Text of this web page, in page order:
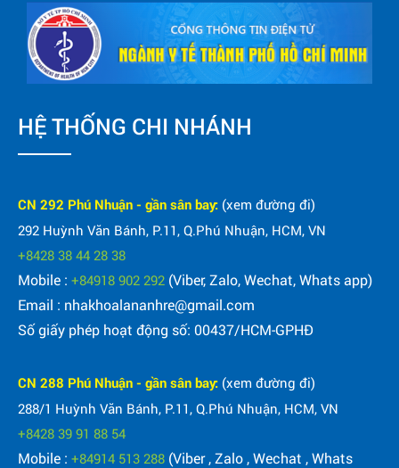
HỆ THỐNG CHI NHÁNH
CN 292 Phú Nhuận - gần sân bay: (xem đường đi)
292 Huỳnh Văn Bánh, P.11, Q.Phú Nhuận, HCM, VN
+8428 38 44 28 38
Mobile : +84918 902 292 (Viber, Zalo, Wechat, Whats app)
Email : nhakhoalananhre@gmail.com
Số giấy phép hoạt động số: 00437/HCM-GPHĐ
CN 288 Phú Nhuận - gần sân bay: (xem đường đi)
288/1 Huỳnh Văn Bánh, P.11, Q.Phú Nhuận, HCM, VN
+8428 39 91 88 54
Mobile : +84914 513 288 (Viber , Zalo , Wechat , Whats